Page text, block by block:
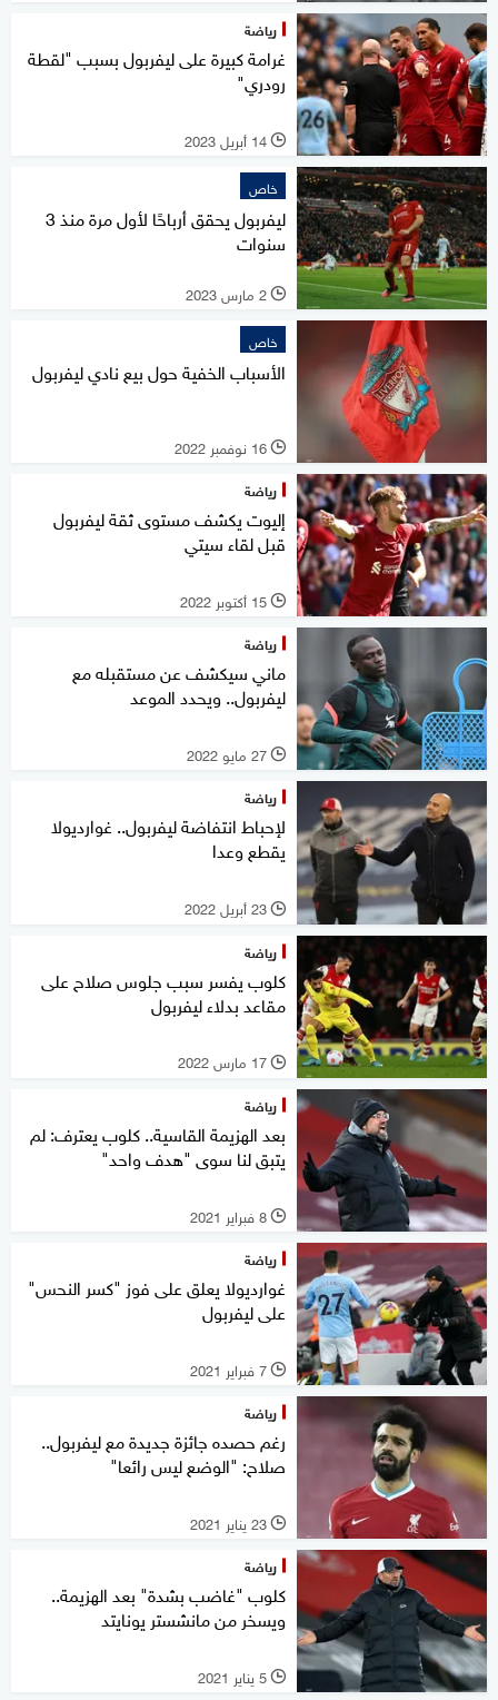
رياضة
غرامة كبيرة على ليفربول بسبب "لقطة
رودري"
l 14 أبريل 2023
خاص
ليفربول يحقق أرباحًا لأول مرة منذ 3
سنوات
l 2 مارس 2023
خاص
الأسباب الخفية حول بيع نادي ليفربول
l 16 نوفمبر 2022
رياضة
إليوت يكشف مستوى ثقة ليفربول
قبل لقاء سيتي
l 15 أكتوبر 2022
رياضة
ماني سيكشف عن مستقبله مع
ليفربول.. ويحدد الموعد
l 27 مايو 2022
رياضة
لإحباط انتفاضة ليفربول.. غوارديولا
يقطع وعدا
l 23 أبريل 2022
رياضة
كلوب يفسر سبب جلوس صلاح على
مقاعد بدلاء ليفربول
l 17 مارس 2022
رياضة
بعد الهزيمة القاسية.. كلوب يعترف: لم
يتبق لنا سوى "هدف واحد"
l 8 فبراير 2021
رياضة
غوارديولا يعلق على فوز "كسر النحس"
على ليفربول
l 7 فبراير 2021
رياضة
رغم حصده جائزة جديدة مع ليفربول..
صلاح: "الوضع ليس رائعا"
l 23 يناير 2021
رياضة
كلوب "غاضب بشدة" بعد الهزيمة..
ويسخر من مانشستر يونايتد
l 5 يناير 2021